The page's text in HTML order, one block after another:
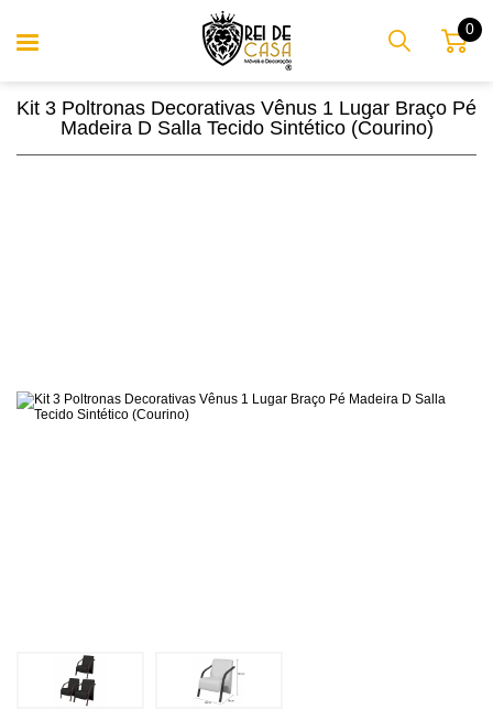
0
Kit 3 Poltronas Decorativas Vênus 1 Lugar Braço Pé
Madeira D Salla Tecido Sintético (Courino)